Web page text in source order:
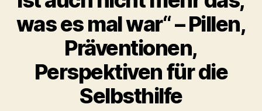
was es mal war“ – Pillen,
Präventionen,
Perspektiven für die
Selbsthilfe